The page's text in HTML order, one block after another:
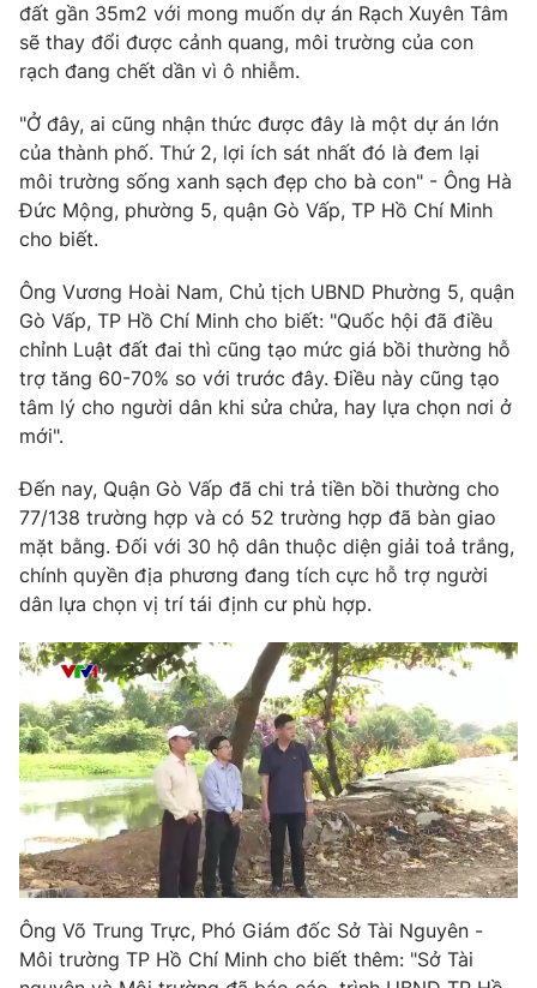
Video Shorts video
VTV Money
VTV Sức khoẻ Bất động sản
Thị trường 24h Tấm lòng Việt
VTV4 Vươn mình bằng AI
VTV9 VTV8
Liên hệ tòa soạn
THỜI BÁO VTV
Theo dõi báo trên
Cơ quan chủ quản:Đài Truyền hình Việt Nam
Cơ quan báo chí: Thời báo VTV
Giấy phép hoạt động báo in và báo điện tử số 483/GP-BTTTT
cấp ngày 29/12/2023
Tổng Biên tập:Vũ Thanh Thủy
Nguyễn Trọng Ninh
Tổng đài VTV: 024.38 355 931 - 024.38 355 932
đất gần 35m2 với mong muốn dự án Rạch Xuyên Tâm
sẽ thay đổi được cảnh quang, môi trường của con
rạch đang chết dần vì ô nhiễm.
"Ở đây, ai cũng nhận thức được đây là một dự án lớn
của thành phố. Thứ 2, lợi ích sát nhất đó là đem lại
môi trường sống xanh sạch đẹp cho bà con" - Ông Hà
Đức Mộng, phường 5, quận Gò Vấp, TP Hồ Chí Minh
cho biết.
Ông Vương Hoài Nam, Chủ tịch UBND Phường 5, quận
Gò Vấp, TP Hồ Chí Minh cho biết: "Quốc hội đã điều
chỉnh Luật đất đai thì cũng tạo mức giá bồi thường hỗ
trợ tăng 60-70% so với trước đây. Điều này cũng tạo
tâm lý cho người dân khi sửa chửa, hay lựa chọn nơi ở
mới".
Đến nay, Quận Gò Vấp đã chi trả tiền bồi thường cho
77/138 trường hợp và có 52 trường hợp đã bàn giao
mặt bằng. Đối với 30 hộ dân thuộc diện giải toả trắng,
chính quyền địa phương đang tích cực hỗ trợ người
dân lựa chọn vị trí tái định cư phù hợp.
Ông Võ Trung Trực, Phó Giám đốc Sở Tài Nguyên -
Môi trường TP Hồ Chí Minh cho biết thêm: "Sở Tài